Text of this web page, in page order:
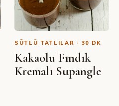
Tarifi
SÜTLÜ TATLILAR · 30 DK
Kakaolu Fındık
Kremalı Supangle